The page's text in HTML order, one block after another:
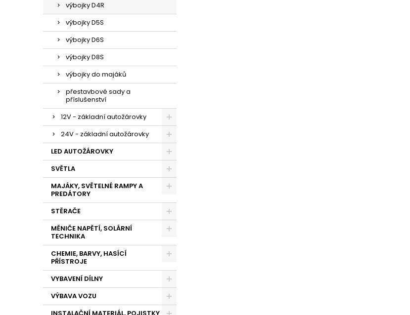
výbojky D4R
výbojky D5S
výbojky D6S
výbojky D8S
výbojky do majáků
přestavbové sady a
příslušenství
12V - základní autožárovky
24V - základní autožárovky
LED AUTOŽÁROVKY
SVĚTLA
MAJÁKY, SVĚTELNÉ RAMPY A
PREDÁTORY
STĚRAČE
MĚNIČE NAPĚTÍ, SOLÁRNÍ
TECHNIKA
CHEMIE, BARVY, HASÍCÍ
PŘÍSTROJE
VYBAVENÍ DÍLNY
VÝBAVA VOZU